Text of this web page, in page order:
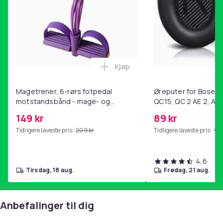
Magetrener, 6-rørs fotpedal
motstandsbånd - mage- og
hjemmegymnastikk Purple
149 kr
Tidligere laveste pris: 209 kr
Legg Magetrener, 6-rørs
Kjøp
tirsdag, 18 aug.
Øreputer for Bose
QC15, QC 2 AE 2, AE
89 kr
Tidligere laveste pris: 99
4,6
fredag, 21 aug.
Anbefalinger til dig